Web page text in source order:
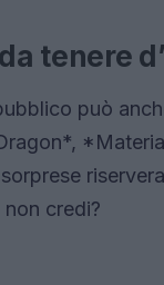
tenere
può
credi?